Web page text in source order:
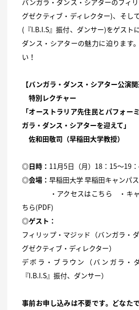
バンガラ・ダンス・シアターのフィ
グゼクティブ・ディレクター)、そし
(『I.B.I.S』振付、ダンサー)をゲスト
ダンス・シアターの魅力に迫ります
い！
【バンガラ・ダンス・シアター公演関
特別レクチャー
「オーストラリア先住民とパフォー
ガラ・ダンス・シアターを迎えて」
佐和田敬司（早稲田大学教授）
◎日時： 11月5日（月）18：15〜19
◎会場： 早稲田大学 早稲田キャンパ
・アクセスは こちら ・キ
ちら(PDF)
◎ゲスト：
フィリップ・マジッド（バンガラ・
グゼクティブ・ディレクター）
デボラ・ブラウン（バンガラ・
『I.B.I.S』振付、ダンサー）
事前お申し込みは不要です。どなた